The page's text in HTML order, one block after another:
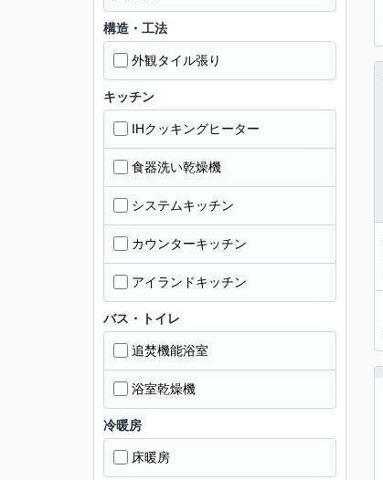
構造・工法
外観タイル張り
キッチン
IHクッキングヒーター
食器洗い乾燥機
システムキッチン
カウンターキッチン
アイランドキッチン
バス・トイレ
追焚機能浴室
浴室乾燥機
冷暖房
床暖房